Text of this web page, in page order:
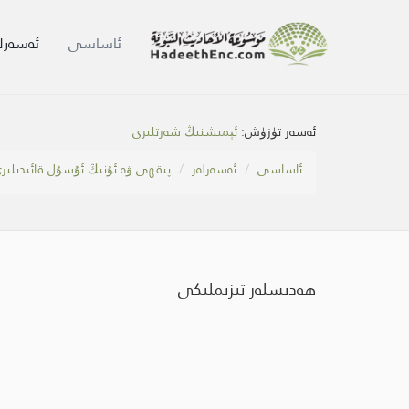
ئاساسى
ئەسەر تۈزۈش:ئېمىشنىڭ شەرتلىرى
ئاساسى
ئەسەرلەر پىقھى ۋە ئۇنىڭ ئۇسۇل
ھەدىسلەر تىزىملىكى